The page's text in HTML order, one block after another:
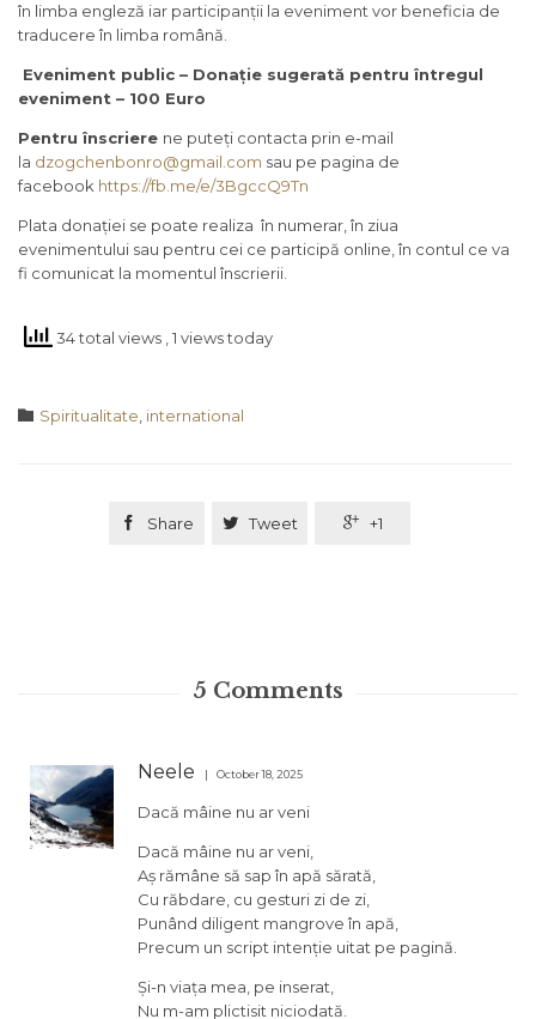
în limba engleză iar participanții la eveniment vor beneficia de
traducere în limba română.
Eveniment public – Donație sugerată pentru întregul
eveniment – 100 Euro
Pentru înscriere ne puteți contacta prin e-mail
la dzogchenbonro@gmail.com sau pe pagina de
facebook https://fb.me/e/3BgccQ9Tn
Plata donației se poate realiza în numerar, în ziua
evenimentului sau pentru cei ce participă online, în contul ce va
fi comunicat la momentul înscrierii.
34 total views , 1 views today
 Category
Spiritualitate international
 Share  Tweet  +1
5 Comments
Neele October 18, 2025
Dacă mâine nu ar veni
Dacă mâine nu ar veni,
Aș rămâne să sap în apă sărată,
Cu răbdare, cu gesturi zi de zi,
Punând diligent mangrove în apă,
Precum un script intenție uitat pe pagină.
Și-n viața mea, pe inserat,
Nu m-am plictisit niciodată.